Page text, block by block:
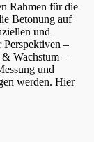
Rahmen für die
Betonung auf
und
–
Wachstum –
und
werden. Hier